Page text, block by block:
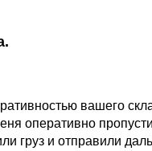
вашего
оперативно
груз и отправили